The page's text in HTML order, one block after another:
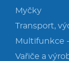
Myčky
Transport,
Multifunkce
Vařiče a